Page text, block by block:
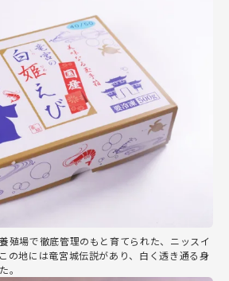
殖場で徹底管理のもと育てられた、ニッスイ
の地には竜宮城伝説があり、白く透き通る身
。